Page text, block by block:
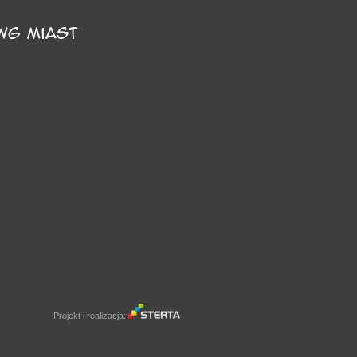
Projekt i realizacja: